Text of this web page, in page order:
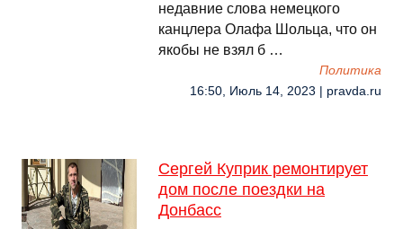
недавние слова немецкого
канцлера Олафа Шольца, что он
якобы не взял б …
Политика
16:50, Июль 14, 2023 | pravda.ru
Cергей Куприк ремонтирует
дом после поездки на
Донбасс